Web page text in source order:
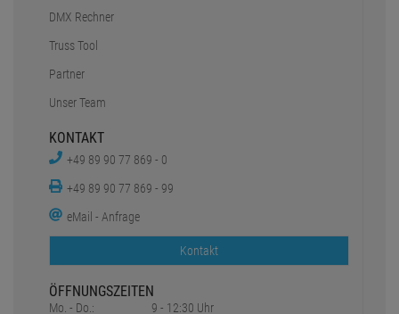
DMX Rechner
Truss Tool
Partner
Unser Team
KONTAKT
+49 89 90 77 869 - 0
+49 89 90 77 869 - 99
eMail - Anfrage
Kontakt
ÖFFNUNGSZEITEN
Mo. - Do.: 9 - 12:30 Uhr